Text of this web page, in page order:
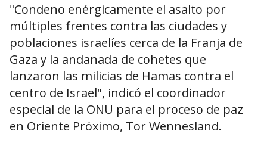
"Condeno enérgicamente el asalto por
múltiples frentes contra las ciudades y
poblaciones israelíes cerca de la Franja de
Gaza y la andanada de cohetes que
lanzaron las milicias de Hamas contra el
centro de Israel", indicó el coordinador
especial de la ONU para el proceso de paz
en Oriente Próximo, Tor Wennesland.